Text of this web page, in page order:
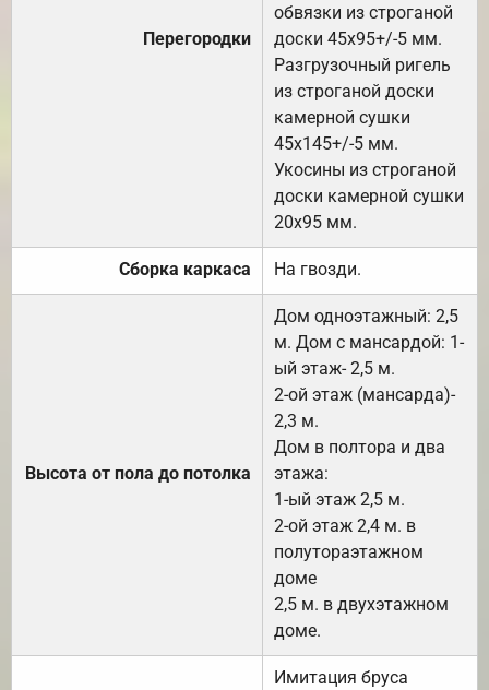
Перегородки
обвязки из строганой
доски 45х95+/-5 мм.
Разгрузочный ригель
из строганой доски
камерной сушки
45х145+/-5 мм.
Укосины из строганой
доски камерной сушки
20х95 мм.
Сборка каркаса На гвозди.
Высота от пола до потолка
Дом одноэтажный: 2,5
м. Дом с мансардой: 1-
ый этаж- 2,5 м.
2-ой этаж (мансарда)-
2,3 м.
Дом в полтора и два
этажа:
1-ый этаж 2,5 м.
2-ой этаж 2,4 м. в
полутораэтажном
доме
2,5 м. в двухэтажном
доме.
Имитация бруса